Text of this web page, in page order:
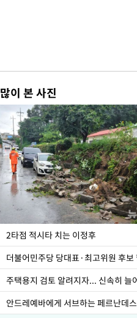
많이 본 사진
2타점 적시타 치는 이정후
안드레예바에게 서브하는 페르난데스